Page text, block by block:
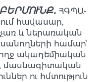
ՀԳՊԱ-
հավասար,
և ներառական
համար՝
ակադեմիական
մասնագիտական
ու հմտություն